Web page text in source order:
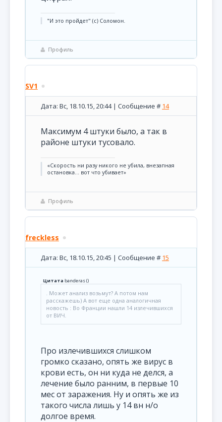
"И это пройдет" (с) Соломон.
Профиль
SV1
Дата: Вс, 18.10.15, 20:44 | Сообщение # 14
Максимум 4 штуки было, а так в
районе штуки тусовало.
«Скорость ни разу никого не убила, внезапная
остановка... вот что убивает»
Профиль
freckless
Дата: Вс, 18.10.15, 20:45 | Сообщение # 15
Цитата banderas()
. Может анализ возьмут? А потом нам
расскажешь) А вот еще одна аналогичная
новость : Во Франции нашли 14 излечившихся
от ВИЧ.
Про излечившихся слишком
громко сказано, опять же вирус в
крови есть, он ни куда не делся, а
лечение было ранним, в первые 10
мес от заражения. Ну и опять же из
такого числа лишь у 14 вн н/о
долгое время.